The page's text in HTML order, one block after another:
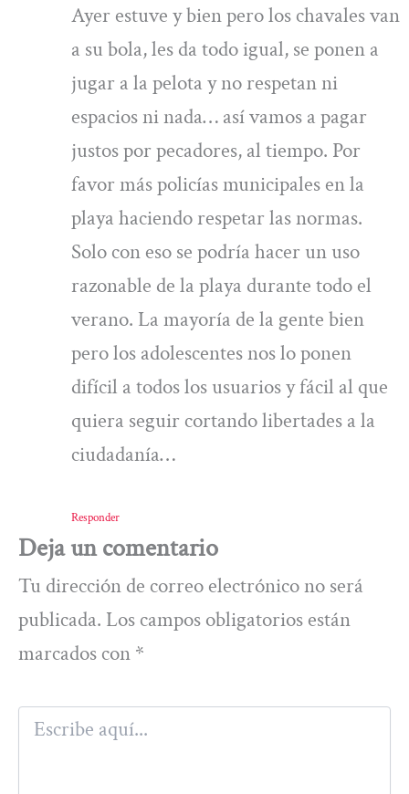
Ayer estuve y bien pero los chavales van
a su bola, les da todo igual, se ponen a
jugar a la pelota y no respetan ni
espacios ni nada… así vamos a pagar
justos por pecadores, al tiempo. Por
favor más policías municipales en la
playa haciendo respetar las normas.
Solo con eso se podría hacer un uso
razonable de la playa durante todo el
verano. La mayoría de la gente bien
pero los adolescentes nos lo ponen
difícil a todos los usuarios y fácil al que
quiera seguir cortando libertades a la
ciudadanía…
Responder
Deja un comentario
Tu dirección de correo electrónico no será
publicada. Los campos obligatorios están
marcados con *
aquí...